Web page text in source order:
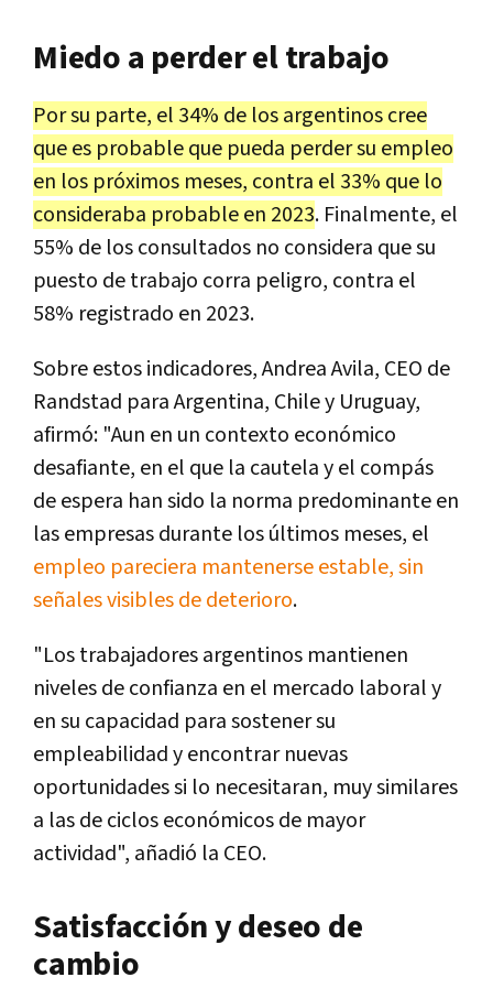
Miedo a perder el trabajo
Por su parte, el 34% de los argentinos cree
que es probable que pueda perder su empleo
en los próximos meses, contra el 33% que lo
consideraba probable en 2023. Finalmente, el
55% de los consultados no considera que su
puesto de trabajo corra peligro, contra el
58% registrado en 2023.
Sobre estos indicadores, Andrea Avila, CEO de
Randstad para Argentina, Chile y Uruguay,
afirmó: "Aun en un contexto económico
desafiante, en el que la cautela y el compás
de espera han sido la norma predominante en
las empresas durante los últimos meses, el
empleo pareciera mantenerse estable, sin
señales visibles de deterioro.
"Los trabajadores argentinos mantienen
niveles de confianza en el mercado laboral y
en su capacidad para sostener su
empleabilidad y encontrar nuevas
oportunidades si lo necesitaran, muy similares
a las de ciclos económicos de mayor
actividad", añadió la CEO.
Satisfacción y deseo de
cambio